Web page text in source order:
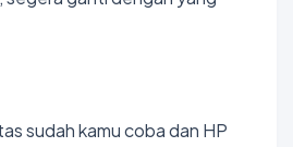
sudah kamu coba dan HP